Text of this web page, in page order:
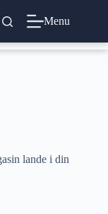
Menu
lande i din